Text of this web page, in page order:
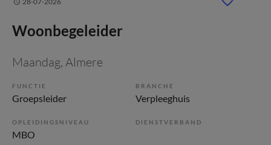
Woonbegeleider
Maandag, Almere
FUNCTIE
Groepsleider
BRANCHE
Verpleeghuis
OPLEIDINGSNIVEAU
MBO
DIENSTVERBAND